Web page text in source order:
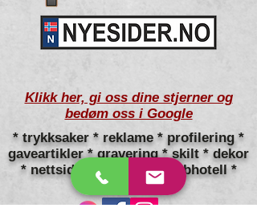
Klikk her, gi oss dine stjerner og
bedøm oss i Google
* trykksaker * reklame * profilering *
gaveartikler * gravering * skilt * dekor
* nettsider * domene * webhotell *